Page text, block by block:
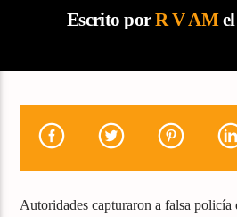
Escrito porR V AMel
Autoridades capturaron a falsa policía